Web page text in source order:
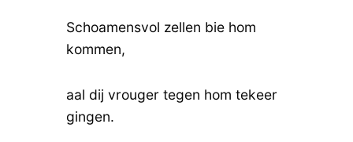
Schoamensvol zellen bie hom
kommen,
aal dij vrouger tegen hom tekeer
gingen.